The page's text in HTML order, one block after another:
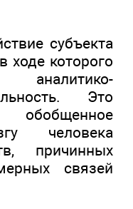
субъекта
которого
Это
человека
причинных
связей